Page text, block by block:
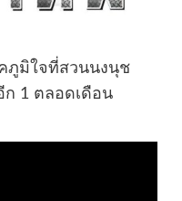
คภูมิใจที่สวนนงนุช
1 ตลอดเดือน